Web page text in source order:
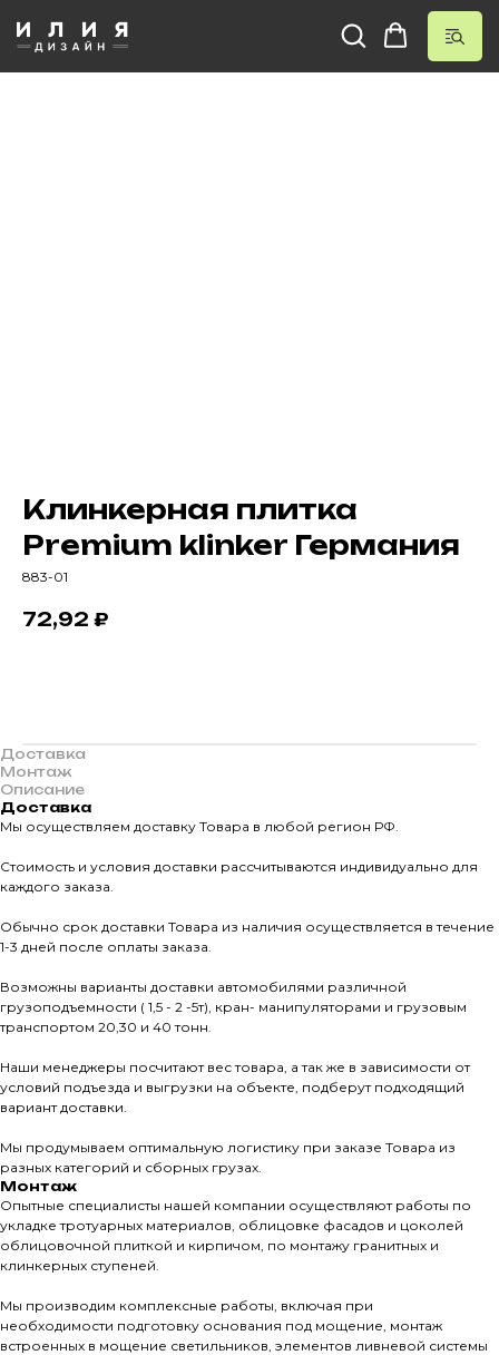
Клинкерная плитка
Premium klinker Германия
883-01
72,92 ₽
Доставка
Монтаж
Описание
Доставка
Мы осуществляем доставку Товара в любой регион РФ.
Стоимость и условия доставки рассчитываются индивидуально для
каждого заказа.
Обычно срок доставки Товара из наличия осуществляется в течение
1-3 дней после оплаты заказа.
Возможны варианты доставки автомобилями различной
грузоподъемности ( 1,5 - 2 -5т), кран- манипуляторами и грузовым
транспортом 20,30 и 40 тонн.
Наши менеджеры посчитают вес товара, а так же в зависимости от
условий подъезда и выгрузки на объекте, подберут подходящий
вариант доставки.
Мы продумываем оптимальную логистику при заказе Товара из
разных категорий и сборных грузах.
Монтаж
Опытные специалисты нашей компании осуществляют работы по
укладке тротуарных материалов, облицовке фасадов и цоколей
облицовочной плиткой и кирпичом, по монтажу гранитных и
клинкерных ступеней.
Мы производим комплексные работы, включая при
необходимости подготовку основания под мощение, монтаж
встроенных в мощение светильников, элементов ливневой системы
ПОМОЩЬ
О КОМПАНИИ
О нас
Навесы,
Фасадные